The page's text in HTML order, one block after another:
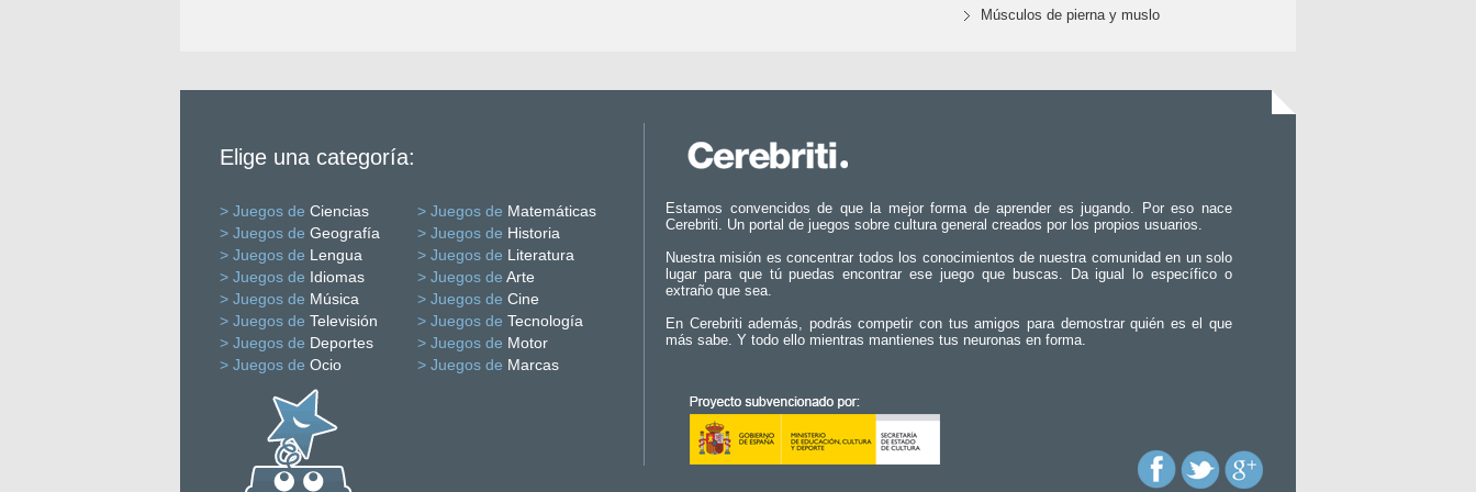
Músculos de pierna y muslo
Elige una categoría:
> Juegos de Ciencias > Juegos de Matemáticas
> Juegos de Geografía > Juegos de Historia
> Juegos de Lengua > Juegos de Literatura
> Juegos de Idiomas > Juegos de Arte
> Juegos de Música > Juegos de Cine
> Juegos de Televisión > Juegos de Tecnología
> Juegos de Deportes > Juegos de Motor
> Juegos de Ocio > Juegos de Marcas
Estamos convencidos de que la mejor forma de aprender es jugando. Por eso nace
Cerebriti. Un portal de juegos sobre cultura general creados por los propios usuarios.
Nuestra misión es concentrar todos los conocimientos de nuestra comunidad en un solo
lugar para que tú puedas encontrar ese juego que buscas. Da igual lo específico o
extraño que sea.
En Cerebriti además, podrás competir con tus amigos para demostrar quién es el que
más sabe. Y todo ello mientras mantienes tus neuronas en forma.